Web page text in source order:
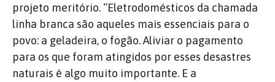
projeto meritório. “Eletrodomésticos da chamada
linha branca são aqueles mais essenciais para o
povo: a geladeira, o fogão. Aliviar o pagamento
para os que foram atingidos por esses desastres
naturais é algo muito importante. E a